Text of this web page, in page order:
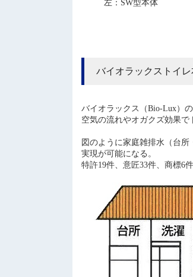
左：SW型本体
バイオラックストイ
バイオラックス（Bio-Lux）
空気の流れやオガクズ効果で
図のように家庭雑排水（台
実現が可能になる。
特許19件、意匠33件、商標6